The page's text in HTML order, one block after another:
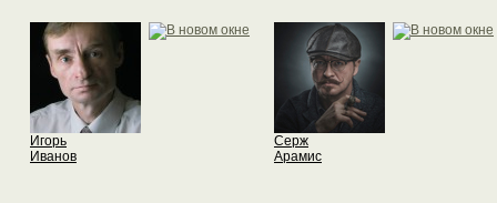
Игорь
Иванов
Серж
Арамис